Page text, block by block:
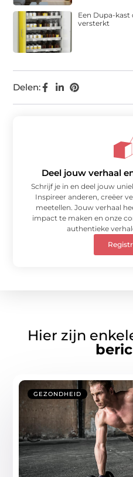
Delen:
Een Dupa-kast
versterkt
Deel jouw verhaal
Schrijf je in en deel jouw
Inspireer anderen, creëer
meetellen. Jouw verhaal
impact te maken en onze
authentieke
Hier zijn
GEZONDHEID